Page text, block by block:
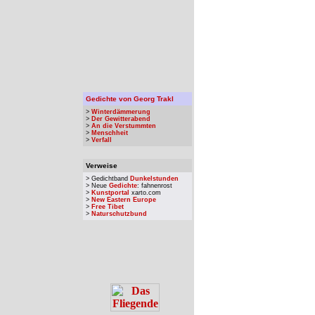
Gedichte von Georg Trakl
> Winterdämmerung
> Der Gewitterabend
> An die Verstummten
> Menschheit
> Verfall
Verweise
> Gedichtband Dunkelstunden
> Neue Gedichte: fahnenrost
> Kunstportal xarto.com
> New Eastern Europe
> Free Tibet
> Naturschutzbund